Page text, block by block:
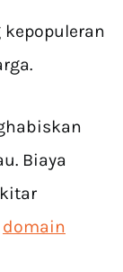
Biaya
domain